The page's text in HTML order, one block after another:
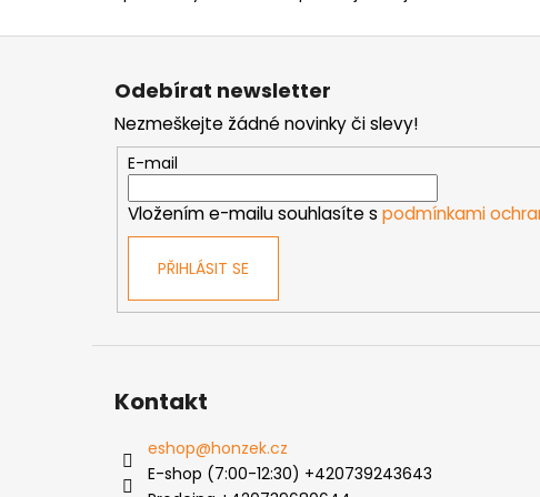
Z
Odebírat newsletter
Nezmeškejte žádné novinky či slevy!
E-mail
Vložením e-mailu souhlasíte s podmínkami
PŘIHLÁSIT SE
Kontakt
eshop@honzek.cz
E-shop (7:00-12:30) +420739243643